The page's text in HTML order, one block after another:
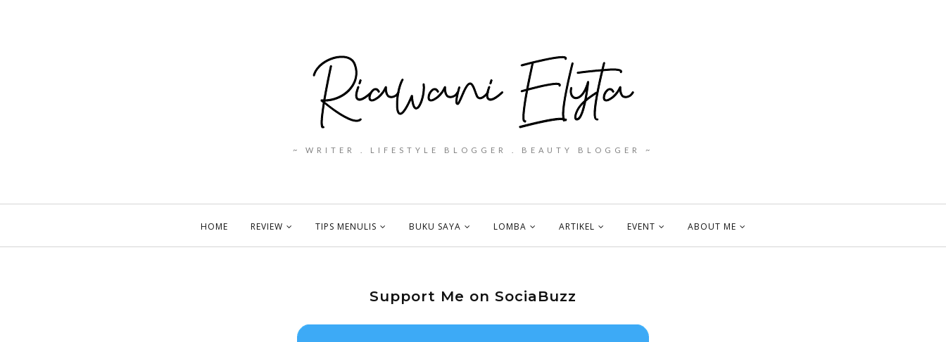
~ WRITER . LIFESTYLE BLOGGER . BEAUTY BLOGGER ~
HOME REVIEW TIPS MENULIS BUKU SAYA LOMBA ARTIKEL EVENT ABOUT ME
Support Me on SociaBuzz